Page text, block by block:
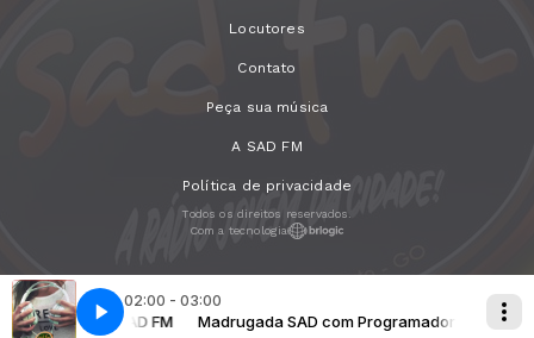
02:00 - 03:00
SAD FM Madrugada SAD com Programador SAD FM
Agora Eu Sei Zero & Paulo Ricardo - Agora Eu Sei
Locutores
Contato
Peça sua música
A SAD FM
Política de privacidade
Todos os direitos reservados.
Com a tecnologia